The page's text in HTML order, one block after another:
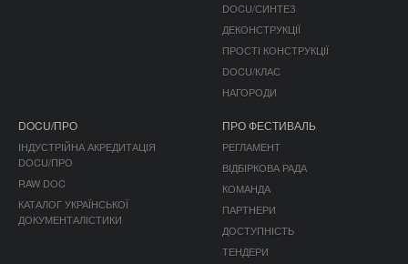
DOCU/СИНТЕЗ
ДЕКОНСТРУКЦІЇ
ПРОСТІ КОНСТРУКЦІЇ
DOCU/КЛАС
НАГОРОДИ
DOCU/ПРО
ІНДУСТРІЙНА АКРЕДИТАЦІЯ
DOCU/ПРО
RAW DOC
КАТАЛОГ УКРАЇНСЬКОЇ
ДОКУМЕНТАЛІСТИКИ
ПРО ФЕСТИВАЛЬ
РЕГЛАМЕНТ
ВІДБІРКОВА РАДА
КОМАНДА
ПАРТНЕРИ
ДОСТУПНІСТЬ
ТЕНДЕРИ